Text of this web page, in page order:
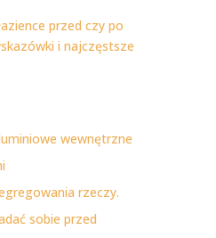
przed czy po
i najczęstsze
wewnętrzne
rzeczy.
sobie przed